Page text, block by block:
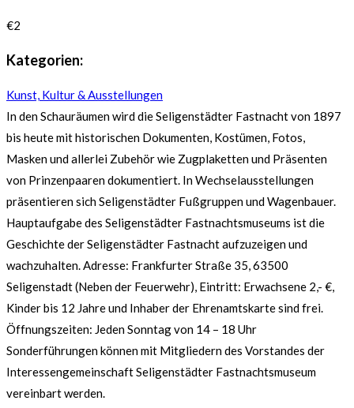
€2
Kategorien:
Kunst, Kultur & Ausstellungen
In den Schauräumen wird die Seligenstädter Fastnacht von 1897
bis heute mit historischen Dokumenten, Kostümen, Fotos,
Masken und allerlei Zubehör wie Zugplaketten und Präsenten
von Prinzenpaaren dokumentiert. In Wechselausstellungen
präsentieren sich Seligenstädter Fußgruppen und Wagenbauer.
Hauptaufgabe des Seligenstädter Fastnachtsmuseums ist die
Geschichte der Seligenstädter Fastnacht aufzuzeigen und
wachzuhalten. Adresse: Frankfurter Straße 35, 63500
Seligenstadt (Neben der Feuerwehr), Eintritt: Erwachsene 2,- €,
Kinder bis 12 Jahre und Inhaber der Ehrenamtskarte sind frei.
Öffnungszeiten: Jeden Sonntag von 14 – 18 Uhr
Sonderführungen können mit Mitgliedern des Vorstandes der
Interessengemeinschaft Seligenstädter Fastnachtsmuseum
vereinbart werden.